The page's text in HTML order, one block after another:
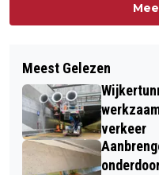
Meest Gelezen
verkeer